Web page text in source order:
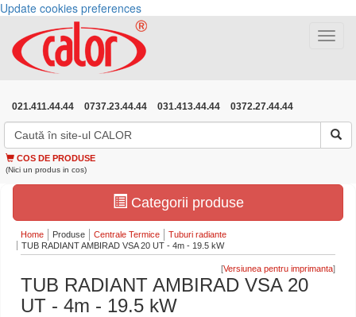
Update cookies preferences
Toggle
021.411.44.44 0737.23.44.44 031.413.44.44 0372.27.44.44
COS DE PRODUSE
(Nici un produs in cos)
Categorii produse
Home Produse Centrale Termice
Tuburi radiante
TUB RADIANT AMBIRAD VSA 20 UT - 4m - 19.5 kW
[ ]
TUB RADIANT AMBIRAD VSA 20
UT - 4m - 19.5 kW